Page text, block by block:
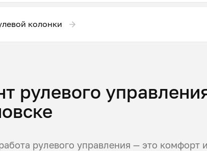
колонки
рулевого
рулевого управления — это комфорт